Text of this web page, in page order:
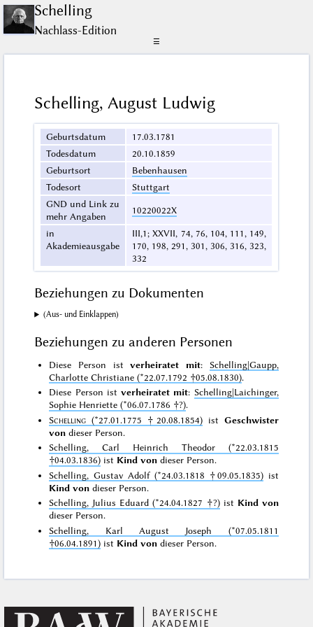
Schelling
Nachlass-Edition
☰
Schelling, August Ludwig
Geburtsdatum
17.03.1781
Todesdatum
20.10.1859
Geburtsort
Bebenhausen
Todesort
Stuttgart
GND und Link zu
mehr Angaben
10220022X
in
Akademieausgabe
III,1; XXVII, 74, 76, 104, 111, 149,
170, 198, 291, 301, 306, 316, 323,
332
Beziehungen zu Dokumenten
(Aus- und Einklappen)
Beziehungen zu anderen Personen
Diese Person istverheiratet mit: Schelling|Gaupp,
Charlotte Christiane (*22.07.1792 †05.08.1830).
Diese Person istverheiratet mit: Schelling|Laichinger,
Sophie Henriette (*06.07.1786 †?).
Schelling (*27.01.1775 †20.08.1854)ist Geschwister
von dieser Person.
Schelling, Carl Heinrich Theodor (*22.03.1815
†04.03.1836) ist Kind von dieser Person.
Schelling, Gustav Adolf (*24.03.1818 †09.05.1835)ist
Kind von dieser Person.
Schelling, Julius Eduard (*24.04.1827 †?)ist Kind von
dieser Person.
Schelling, Karl August Joseph (*07.05.1811
†06.04.1891) ist Kind von dieser Person.